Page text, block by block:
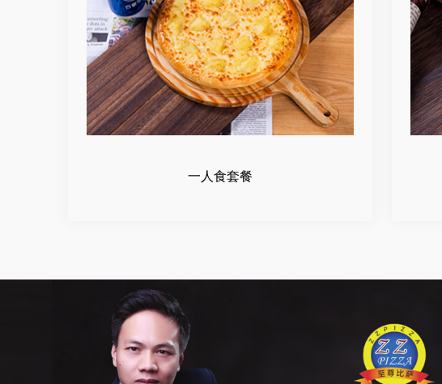
一人食套餐